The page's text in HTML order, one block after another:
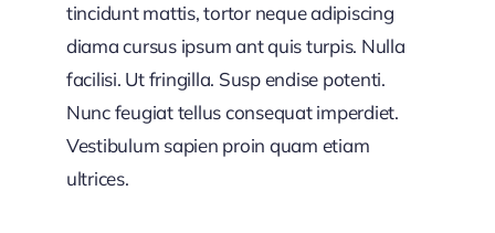
tincidunt mattis, tortor neque adipiscing
diama cursus ipsum ant quis turpis. Nulla
facilisi. Ut fringilla. Susp endise potenti.
Nunc feugiat tellus consequat imperdiet.
Vestibulum sapien proin quam etiam
ultrices.